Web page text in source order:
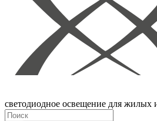
светодиодное освещение для